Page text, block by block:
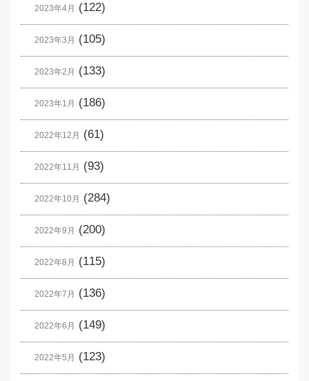
2023年4月 (122)
2023年3月 (105)
2023年2月 (133)
2023年1月 (186)
2022年12月 (61)
2022年11月 (93)
2022年10月 (284)
2022年9月 (200)
2022年8月 (115)
2022年7月 (136)
2022年6月 (149)
2022年5月 (123)